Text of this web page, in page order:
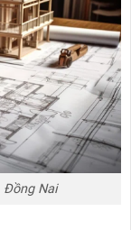
Đồng Nai